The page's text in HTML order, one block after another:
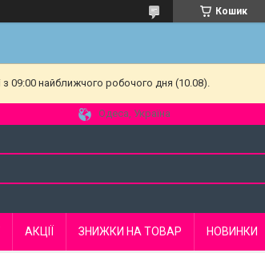
Кошик
09:00 найближчого робочого дня (10.08).
Одеса, Україна
АКЦІЇ ЗНИЖКИ НА ТОВАР НОВИНКИ